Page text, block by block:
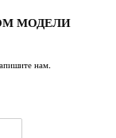
МОДЕЛИ
нам.